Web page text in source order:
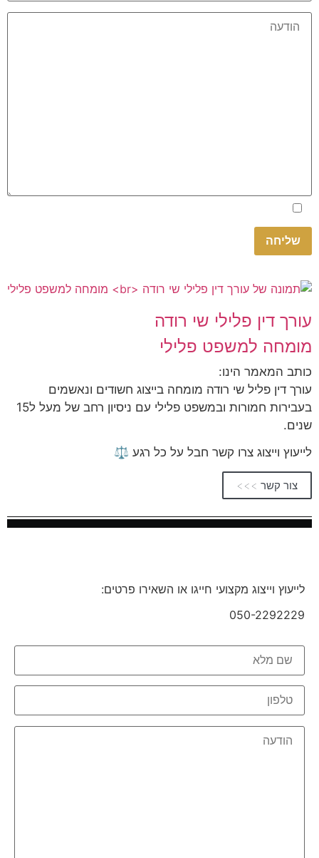
Please
leave
this
field
empty.
עורך דין פלילי שי רודה
מומחה למשפט פלילי
כותב המאמר הינו:
עורך דין פליל שי רודה מומחה בייצוג חשודים ונאשמים
בעבירות חמורות ובמשפט פלילי עם ניסיון רחב של מעל ל15
שנים.
לייעוץ וייצוג צרו קשר חבל על כל רגע ⚖️
צור קשר >>>
לייעוץ וייצוג מקצועי חייגו או השאירו פרטים:
050-2292229